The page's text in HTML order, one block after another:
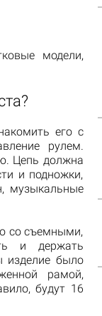
модели,
его с
рулем.
Цепь должна
и подножки,
музыкальные
со съемными,
и держать
изделие было
рамой,
будут 16